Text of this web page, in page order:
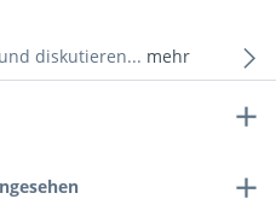
diskutieren... mehr